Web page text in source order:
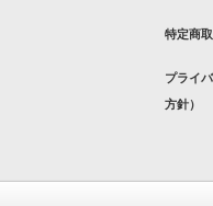
特定商
プライ
方針）